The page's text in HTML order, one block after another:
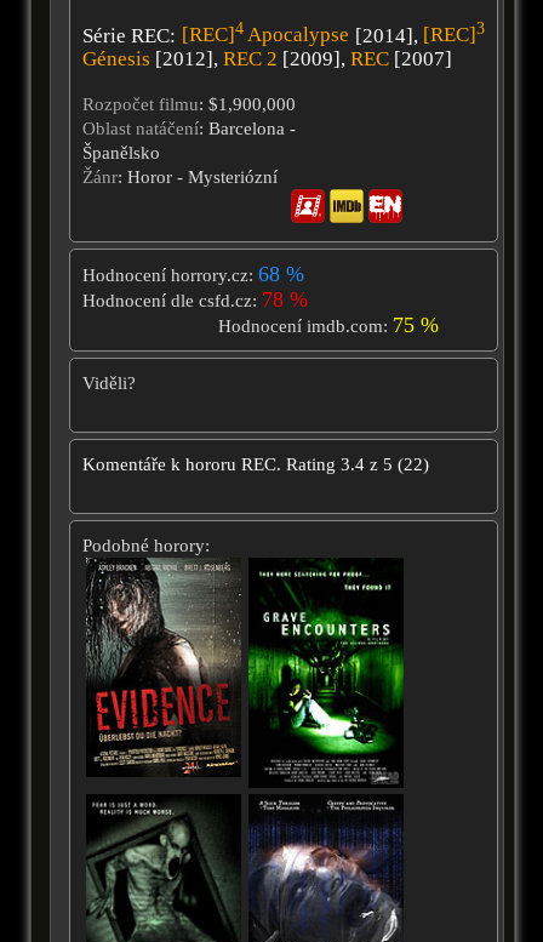
Série REC: [REC] 4Apocalypse [2014], [REC]3
Génesis [2012], REC 2 [2009], REC [2007]
Rozpočet filmu: $1,900,000
Oblast natáčení: Barcelona -
Španělsko
Žánr: Horor - Mysteriózní
Hodnocení horrory.cz: 68 %
Hodnocení dle csfd.cz: 78 %
Hodnocení imdb.com: 75 %
Viděli?
Komentáře k hororu REC. Rating 3.4 z 5 (22)
Podobné horory: